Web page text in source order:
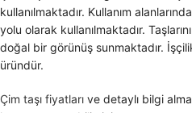
kullanılmaktadır. Kullanım
yolu olarak kullanılmaktadır.
doğal bir görünüş sunmaktadır.
üründür.
Çim taşı fiyatları ve detaylı bilgi